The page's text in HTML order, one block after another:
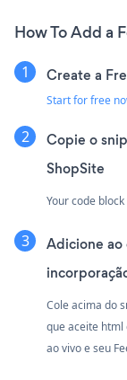
How To Add a
Create a
Start for free
Copie o
ShopSite
Your code
Adicione
Cole acima do
que aceite html
ao vivo e seu